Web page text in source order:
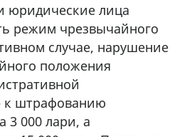
юридические лица
режим чрезвычайного
случае, нарушение
положения
к штрафованию
3 000 лари, а